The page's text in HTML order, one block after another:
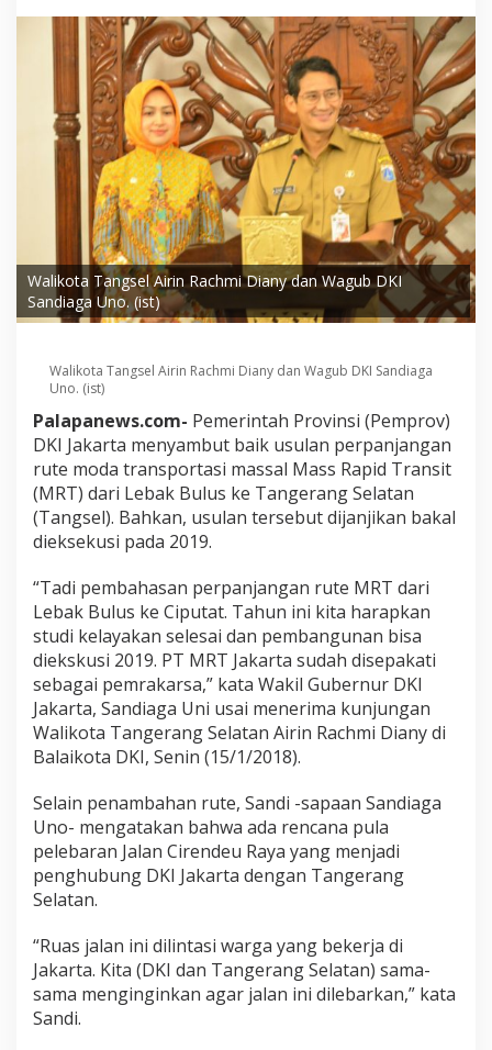
Walikota Tangsel Airin Rachmi Diany dan Wagub DKI
Sandiaga Uno. (ist)
Walikota Tangsel Airin Rachmi Diany dan Wagub DKI Sandiaga
Uno. (ist)
Palapanews.com- Pemerintah Provinsi (Pemprov)
DKI Jakarta menyambut baik usulan perpanjangan
rute moda transportasi massal Mass Rapid Transit
(MRT) dari Lebak Bulus ke Tangerang Selatan
(Tangsel). Bahkan, usulan tersebut dijanjikan bakal
dieksekusi pada 2019.
“Tadi pembahasan perpanjangan rute MRT dari
Lebak Bulus ke Ciputat. Tahun ini kita harapkan
studi kelayakan selesai dan pembangunan bisa
diekskusi 2019. PT MRT Jakarta sudah disepakati
sebagai pemrakarsa,” kata Wakil Gubernur DKI
Jakarta, Sandiaga Uni usai menerima kunjungan
Walikota Tangerang Selatan Airin Rachmi Diany di
Balaikota DKI, Senin (15/1/2018).
Selain penambahan rute, Sandi -sapaan Sandiaga
Uno- mengatakan bahwa ada rencana pula
pelebaran Jalan Cirendeu Raya yang menjadi
penghubung DKI Jakarta dengan Tangerang
Selatan.
“Ruas jalan ini dilintasi warga yang bekerja di
Jakarta. Kita (DKI dan Tangerang Selatan) sama-
sama menginginkan agar jalan ini dilebarkan,” kata
Sandi.